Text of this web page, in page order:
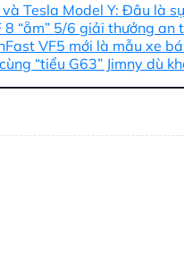
Tesla Model Y: Đâu là
“ẵm” 5/6 giải thưởng an
VF5 mới là mẫu xe
“tiểu G63” Jimny dù